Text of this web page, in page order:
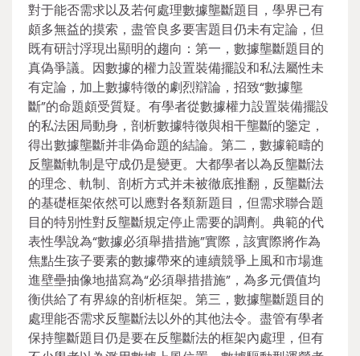
對于能否需求以及若何處理數據壟斷題目，學界已有
頗多無益的摸索，盡管良多要害題目仍未有定論，但
既有研討浮現出顯明的趨向：第一，數據壟斷題目的
真偽爭議。因數據的權力設置裝備擺設和私法屬性未
有定論，加上數據特徵的劇烈辯論，招致“數據壟
斷”的命題頗受質疑。有學者從數據權力設置裝備擺設
的私法困局動身，剖析數據特徵與相干壟斷的鑒定，
得出數據壟斷并非偽命題的結論。第二，數據範疇的
反壟斷軌制是守成仍是變更。大都學者以為反壟斷法
的理念、軌制、剖析方式并未被徹底推翻，反壟斷法
的基礎框架依然可以應對各類新題目，但需求聯合題
目的特別性對反壟斷規定停止需要的調劑。典範的代
表性學說為“數據必須舉措措施”實際，該實際將作為
焦點生孩子要素的數據帶來的連續競爭上風和市場進
進壁壘抽像地描寫為“必須舉措措施”，為多元價值均
衡供給了有界線的剖析框架。第三，數據壟斷題目的
處理能否需求反壟斷法以外的其他法令。盡管有學者
保持壟斷題目仍是要在反壟斷法的框架內處理，但有